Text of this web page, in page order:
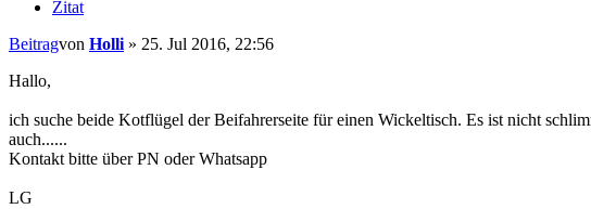
Zitat
Beitragvon Holli » 25. Jul 2016, 22:56
Hallo,
ich suche beide Kotflügel der Beifahrerseite für einen Wickeltisch. Es ist nicht
auch......
Kontakt bitte über PN oder Whatsapp
LG